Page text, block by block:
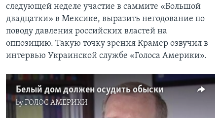
следующей неделе участие в саммите «Большой
двадцатки» в Мексике, выразить негодование по
поводу давления российских властей на
оппозицию. Такую точку зрения Крамер озвучил в
интервью Украинской службе «Голоса Америки».
Белый дом должен осудить обыски
byГОЛОС АМЕРИКИ